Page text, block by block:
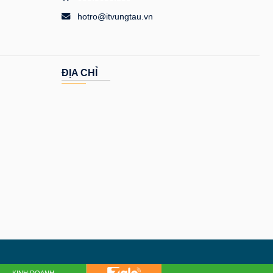
hotro@itvungtau.vn
ĐỊA CHỈ